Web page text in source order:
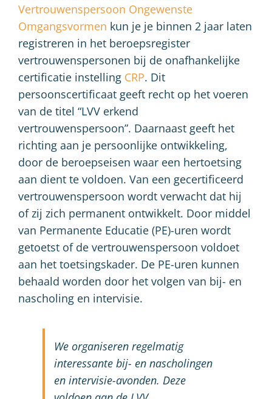
Vertrouwenspersoon Ongewenste
Omgangsvormen kun je je binnen 2 jaar laten
registreren in het beroepsregister
vertrouwenspersonen bij de onafhankelijke
certificatie instelling CRP. Dit
persoonscertificaat geeft recht op het voeren
van de titel “LVV erkend
vertrouwenspersoon”. Daarnaast geeft het
richting aan je persoonlijke ontwikkeling,
door de beroepseisen waar een hertoetsing
aan dient te voldoen. Van een gecertificeerd
vertrouwenspersoon wordt verwacht dat hij
of zij zich permanent ontwikkelt. Door middel
van Permanente Educatie (PE)-uren wordt
getoetst of de vertrouwenspersoon voldoet
aan het toetsingskader. De PE-uren kunnen
behaald worden door het volgen van bij- en
nascholing en intervisie.
We organiseren regelmatig
interessante bij- en nascholingen
en intervisie-avonden. Deze